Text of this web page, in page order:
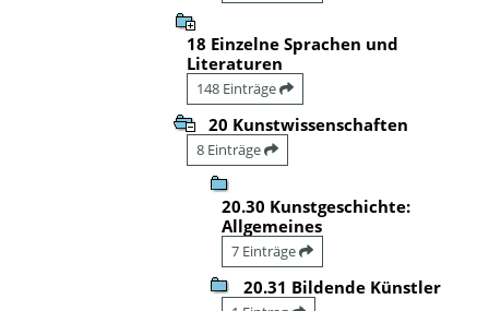
18 Einzelne Sprachen und
Literaturen
148 Einträge
20 Kunstwissenschaften
8 Einträge
20.30 Kunstgeschichte:
Allgemeines
7 Einträge
20.31 Bildende Künstler